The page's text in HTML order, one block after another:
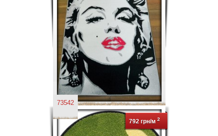
73542
792 грн/м 2